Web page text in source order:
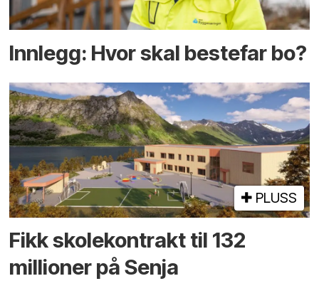
Innlegg: Hvor skal bestefar bo?
PLUSS
Fikk skole­kontrakt til 132
millioner på Senja